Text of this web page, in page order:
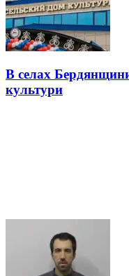
В селах
культури